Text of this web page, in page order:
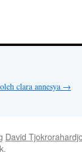
clara annesya →
David
.